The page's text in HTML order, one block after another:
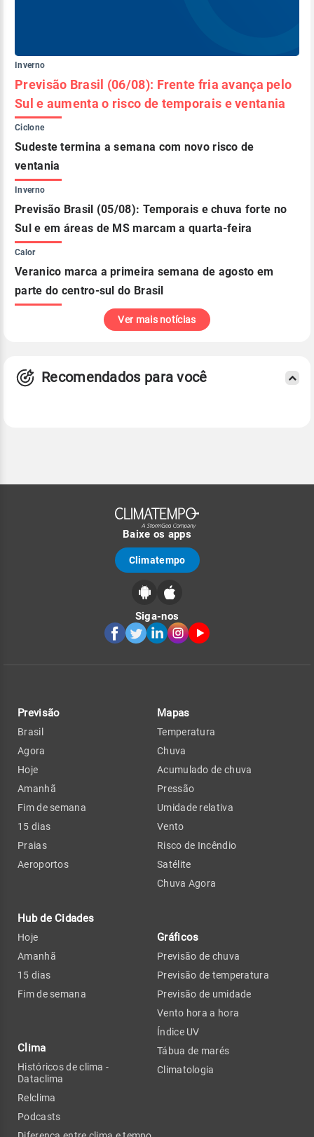
Inverno
Previsão Brasil (06/08): Frente fria avança pelo
Sul e aumenta o risco de temporais e ventania
Ciclone
Sudeste termina a semana com novo risco de
ventania
Inverno
Previsão Brasil (05/08): Temporais e chuva forte no
Sul e em áreas de MS marcam a quarta-feira
Calor
Veranico marca a primeira semana de agosto em
parte do centro-sul do Brasil
Ver mais notícias
Recomendados para você
Baixe os apps
Climatempo
Siga-nos
Previsão
Brasil
Agora
Hoje
Amanhã
Fim de semana
15 dias
Praias
Aeroportos
Hub de Cidades
Hoje
Amanhã
15 dias
Fim de semana
Clima
Históricos de clima -
Dataclima
Relclima
Podcasts
Mapas
Temperatura
Chuva
Acumulado de chuva
Pressão
Umidade relativa
Vento
Risco de Incêndio
Satélite
Chuva Agora
Gráficos
Previsão de chuva
Previsão de temperatura
Previsão de umidade
Vento hora a hora
Índice UV
Tábua de marés
Climatologia